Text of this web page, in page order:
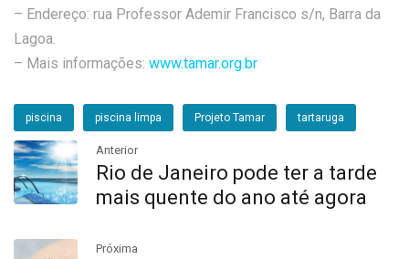
– Endereço: rua Professor Ademir Francisco s/n, Barra da
Lagoa.
– Mais informações: www.tamar.org.br
piscina piscina limpa Projeto Tamar tartaruga
Anterior
Rio de Janeiro pode ter a tarde
mais quente do ano até agora
Próxima